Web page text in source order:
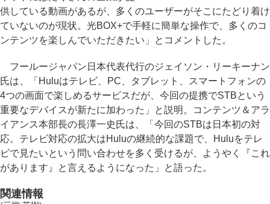
供している動画があるが、多くのユーザーがそこにたどり着け
ていないのが現状。光BOX+で手軽に簡単な操作で、多くのコ
ンテンツを楽しんでいただきたい」とコメントした。
フールージャパン日本代表代行のジェイソン・リーキーナン
氏は、「Huluはテレビ、PC、タブレット、スマートフォンの
4つの画面で楽しめるサービスだが、今回の提携でSTBという
重要なデバイスが新たに加わった」と説明。コンテンツ＆アラ
イアンス本部長の長澤一史氏は、「今回のSTBは日本初の対
応。テレビ対応の拡大はHuluの継続的な課題で、Huluをテレ
ビで見たいという問い合わせを多く受けるが、ようやく『これ
があります』と言えるようになった」と語った。
関連情報